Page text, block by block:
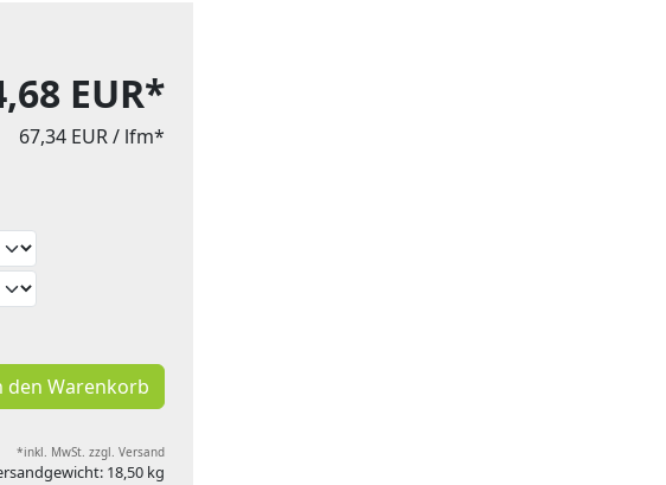
EUR*
67,34 EUR/ lfm*
den Warenkorb
*inkl. MwSt. zzgl. Versand
18,50 kg